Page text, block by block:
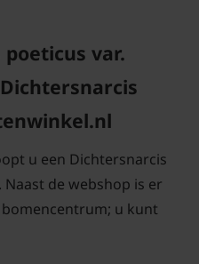
komt elk jaar terug
gemakkelijk. Knip het
na de bloei niet direct
of 6 staan. Ook als
is het
te maaien voordat
var.
u een Dichtersnarcis
de webshop is er
u kunt